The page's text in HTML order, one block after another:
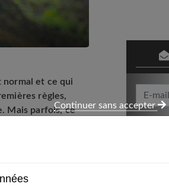
normal et ce qui
règles,
Mais parfois, ce
leur
mais
il faut
Votre
Continuer sans accepter